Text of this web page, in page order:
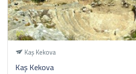
Kaş Kekova
Kaş Kekova